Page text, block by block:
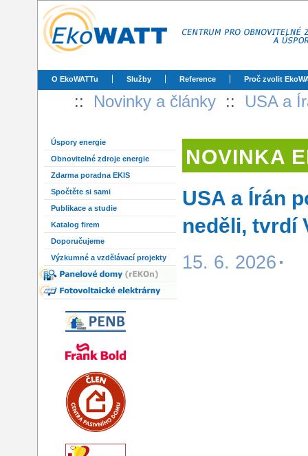
O EkoWATTu Služby Reference Proč zvolit
:: Novinky a články :: USA a
Úspory energie
Obnovitelné zdroje energie
Zdarma poradna EKIS
Spočtěte si sami
Publikace a studie
Katalog firem
Doporučujeme
Výzkumné a vzdělávací projekty
NOVINKA
USA a Írán
neděli, tvrdí
15. 6. 2026